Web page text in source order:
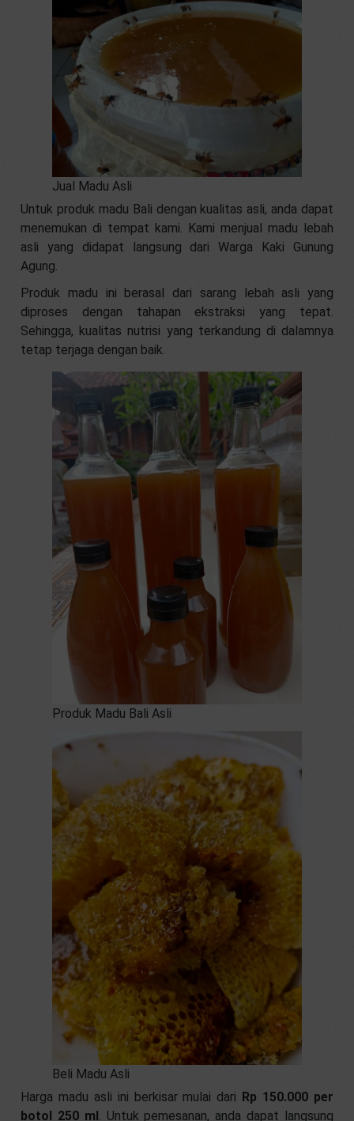
Jual Madu Asli
Untuk produk madu Bali dengan kualitas asli, anda dapat
menemukan di tempat kami. Kami menjual madu lebah
asli yang didapat langsung dari Warga Kaki Gunung
Agung.
Produk madu ini berasal dari sarang lebah asli yang
diproses dengan tahapan ekstraksi yang tepat.
Sehingga, kualitas nutrisi yang terkandung di dalamnya
tetap terjaga dengan baik.
Produk Madu Bali Asli
Beli Madu Asli
Harga madu asli ini berkisar mulai dari Rp 150.000 per
botol 250 ml . Untuk pemesanan, anda dapat langsung